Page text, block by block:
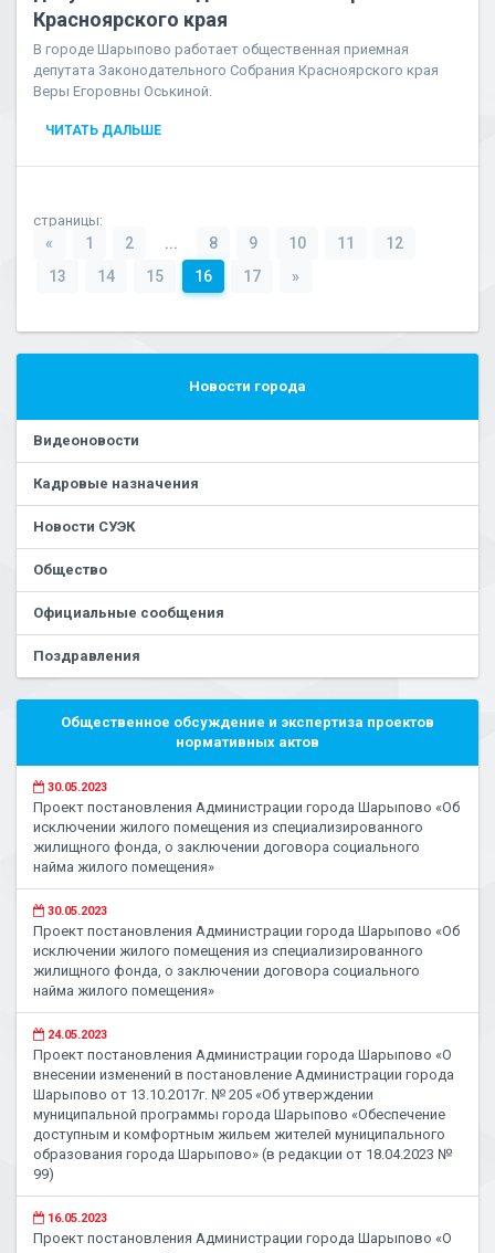
Красноярского края
В городе Шарыпово работает общественная приемная
депутата Законодательного Собрания Красноярского края
Веры Егоровны Оськиной.
ЧИТАТЬ ДАЛЬШЕ
страницы:
« 1 2 ... 8 9 10 11
12
13
14 15 16 17 »
Новости города
Видеоновости
Кадровые назначения
Новости СУЭК
Общество
Официальные сообщения
Поздравления
Общественное обсуждение и экспертиза проектов
нормативных актов
30.05.2023
Проект постановления Администрации города Шарыпово «Об
исключении жилого помещения из специализированного
жилищного фонда, о заключении договора социального
найма жилого помещения»
30.05.2023
Проект постановления Администрации города Шарыпово «Об
исключении жилого помещения из специализированного
жилищного фонда, о заключении договора социального
найма жилого помещения»
24.05.2023
Проект постановления Администрации города Шарыпово «О
внесении изменений в постановление Администрации города
Шарыпово от 13.10.2017г. № 205 «Об утверждении
муниципальной программы города Шарыпово «Обеспечение
доступным и комфортным жильем жителей муниципального
образования города Шарыпово» (в редакции от 18.04.2023 №
99)
16.05.2023
Проект постановления Администрации города Шарыпово «О